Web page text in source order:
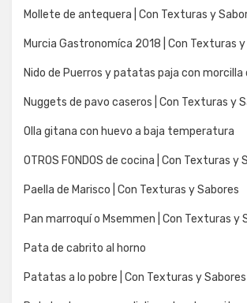
Mollete de antequera | Con Texturas y
Murcia Gastronomíca 2018 | Con Texturas
Nido de Puerros y patatas paja con morcilla
Nuggets de pavo caseros | Con Texturas y
Olla gitana con huevo a baja temperatura
OTROS FONDOS de cocina | Con Texturas y
Paella de Marisco | Con Texturas y Sabores
Pan marroquí o Msemmen | Con Texturas y
Pata de cabrito al horno
Patatas a lo pobre | Con Texturas y Sabores